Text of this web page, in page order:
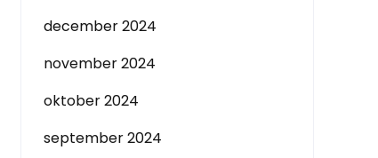
december 2024
november 2024
oktober 2024
september 2024